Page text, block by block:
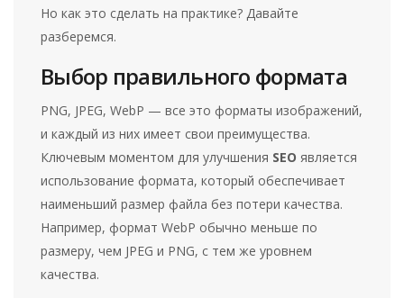
Но как это сделать на практике? Давайте
разберемся.
Выбор правильного формата
PNG, JPEG, WebP — все это форматы изображений,
и каждый из них имеет свои преимущества.
Ключевым моментом для улучшения SEO является
использование формата, который обеспечивает
наименьший размер файла без потери качества.
Например, формат WebP обычно меньше по
размеру, чем JPEG и PNG, с тем же уровнем
качества.